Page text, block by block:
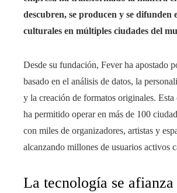
descubren, se producen y se difunden
culturales en múltiples ciudades del
Desde su fundación, Fever ha apostado
basado en el análisis de datos, la
y la creación de formatos originales.
ha permitido operar en más de 100
con miles de organizadores, artistas y
alcanzando millones de usuarios activos
La tecnología se afianza